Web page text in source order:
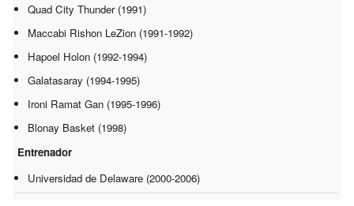
Quad City Thunder (1991)
Maccabi Rishon LeZion (1991-1992)
Hapoel Holon (1992-1994)
Galatasaray (1994-1995)
Ironi Ramat Gan (1995-1996)
Blonay Basket (1998)
Entrenador
Universidad de Delaware (2000-2006)